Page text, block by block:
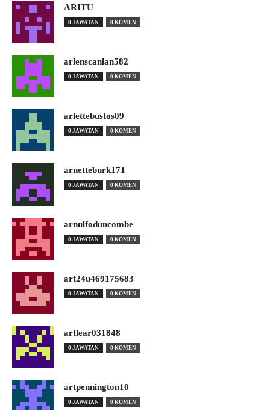
ARITU
0 JAWATAN 0 KOMEN
arlenscanlan582
0 JAWATAN 0 KOMEN
arlettebustos09
0 JAWATAN 0 KOMEN
arnetteburk171
0 JAWATAN 0 KOMEN
arnulfoduncombe
0 JAWATAN 0 KOMEN
art24u469175683
0 JAWATAN 0 KOMEN
artlear031848
0 JAWATAN 0 KOMEN
artpennington10
0 JAWATAN 0 KOMEN